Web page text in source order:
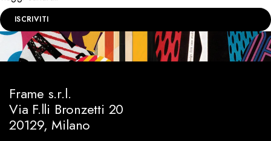
ISCRIVITI
Frame s.r.l.
Via F.lli Bronzetti 20
20129, Milano